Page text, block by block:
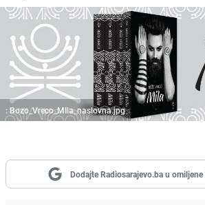
: Bozo_Vreco_MIla_naslovna.jpg
Dodajte Radiosarajevo.ba u